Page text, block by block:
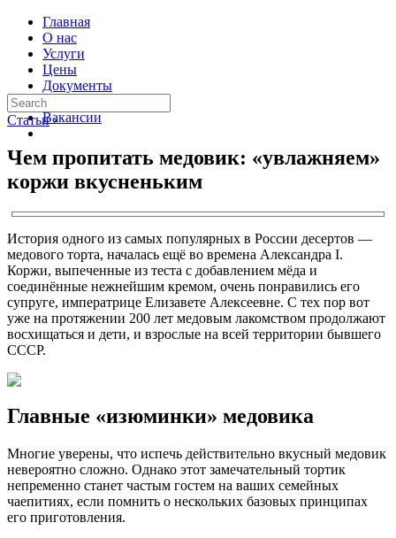
Главная
О нас
Услуги
Цены
Документы
Контакты
Вакансии
Статьи ›
Чем пропитать медовик: «увлажняем»
коржи вкусненьким
История одного из самых популярных в России десертов —
медового торта, началась ещё во времена Александра I.
Коржи, выпеченные из теста с добавлением мёда и
соединённые нежнейшим кремом, очень понравились его
супруге, императрице Елизавете Алексеевне. С тех пор вот
уже на протяжении 200 лет медовым лакомством продолжают
восхищаться и дети, и взрослые на всей территории бывшего
СССР.
Главные «изюминки» медовика
Многие уверены, что испечь действительно вкусный медовик
невероятно сложно. Однако этот замечательный тортик
непременно станет частым гостем на ваших семейных
чаепитиях, если помнить о нескольких базовых принципах
его приготовления.